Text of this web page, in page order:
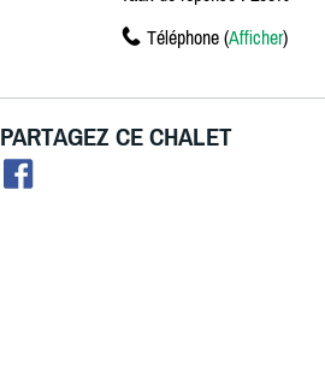
Téléphone (Afficher)
PARTAGEZ CE CHALET